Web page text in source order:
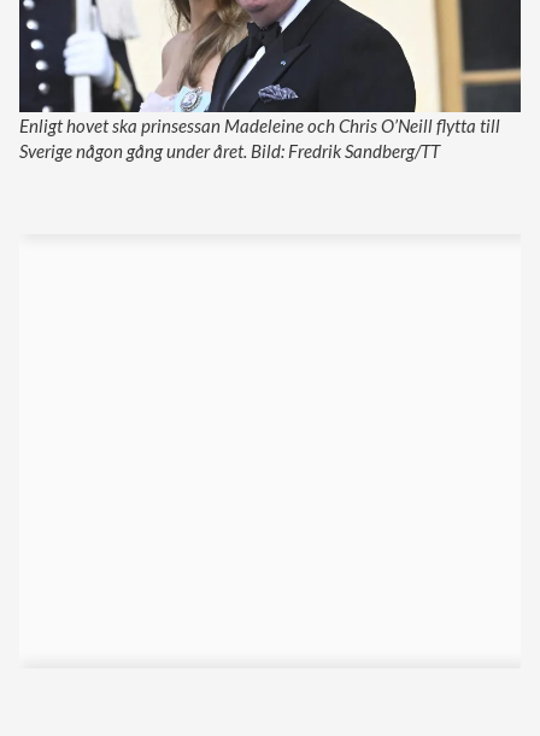
Enligt hovet ska prinsessan Madeleine och Chris O’Neill flytta till
Sverige någon gång under året. Bild: Fredrik Sandberg/TT